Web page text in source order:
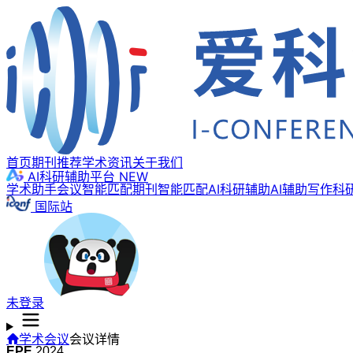
首页期刊推荐学术资讯关于我们
AI科研辅助平台 NEW
学术助手会议智能匹配期刊智能匹配AI科研辅助AI辅助写作科
国际站
未登录
学术会议会议详情